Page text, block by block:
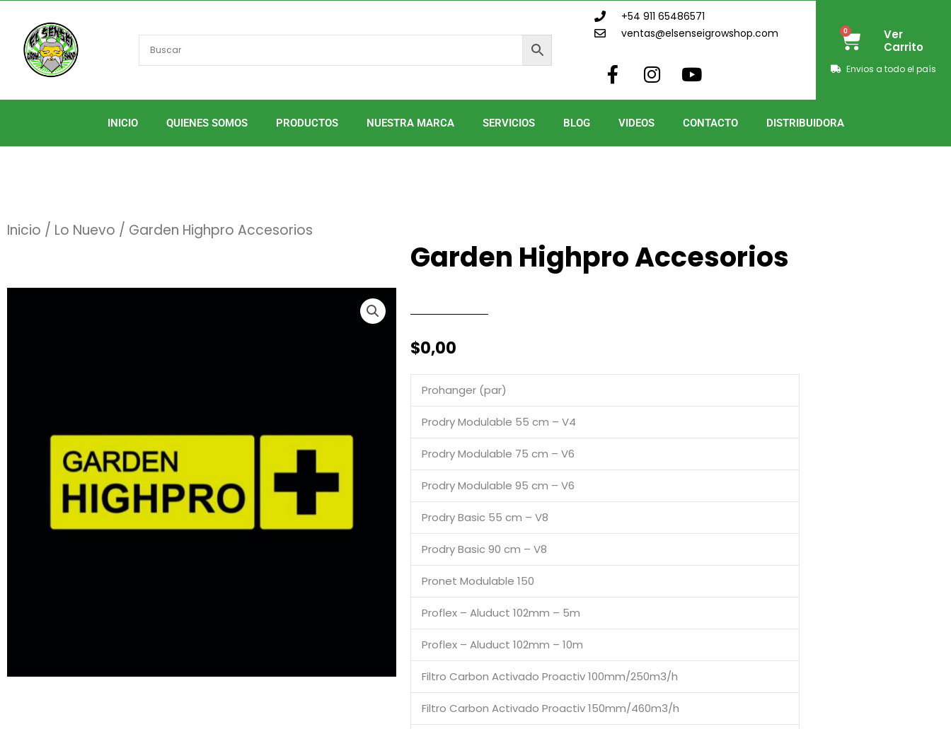
contenido
+54 911 65486571
ventas@elsenseigrowshop.com
F
a
c
e
I
n
s
t
Y
o
u
t
0
Cart
Ver
Carrito
Envios a todo el país
INICIO QUIENES SOMOS PRODUCTOS NUESTRA MARCA SERVICIOS BLOG VIDEOS CONTACTO DISTRIBUIDORA
Inicio / Lo Nuevo / Garden Highpro Accesorios
Garden Highpro Accesorios
$0,00
Prohanger (par)
Prodry Modulable 55 cm – V4
Prodry Modulable 75 cm – V6
Prodry Modulable 95 cm – V6
Prodry Basic 55 cm – V8
Prodry Basic 90 cm – V8
Pronet Modulable 150
Proflex – Aluduct 102mm – 5m
Proflex – Aluduct 102mm – 10m
Filtro Carbon Activado Proactiv 100mm/250m3/h
Filtro Carbon Activado Proactiv 150mm/460m3/h